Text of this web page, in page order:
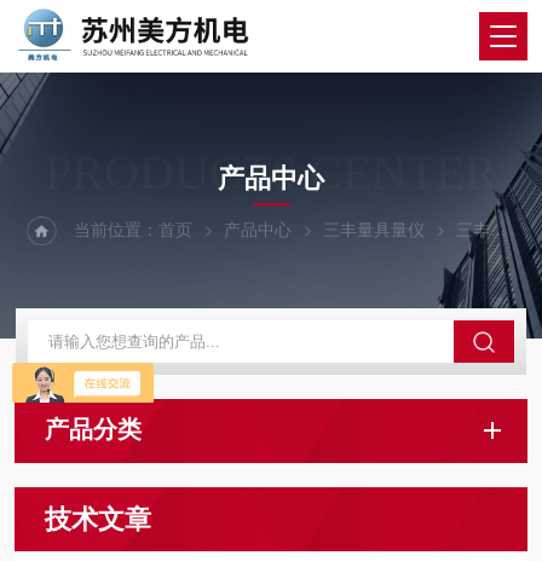
PRODUCTS CENTER
产品中心
当前位置：首页 产品中心 三丰量具量仪 三丰轮廓仪
产品分类
技术文章